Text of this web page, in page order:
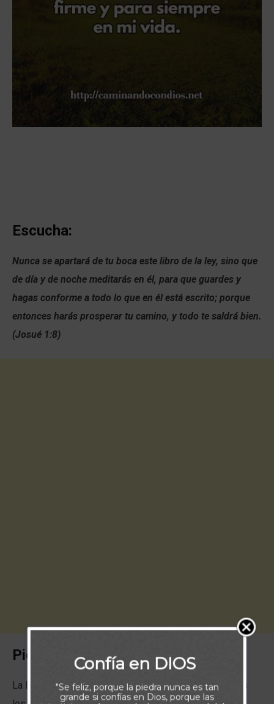
Escucha:
Nunca se apartará de tu boca este libro de la ley, sino que
de día y de noche meditarás en él, para que guardes y
hagas conforme a todo lo que en él está escrito; porque
entonces harás prosperar tu camino, y todo te saldrá bien.
(Josué 1:8)
Piensa:
La Palabra de Dios, guarda poderes que muchas veces
Confía en DIOS
"Se feliz, porque la piedra nunca es tan
grande si confías en Dios, porque las